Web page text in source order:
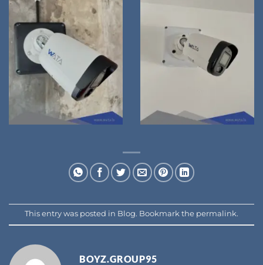
This entry was posted in Blog. Bookmark the permalink.
BOYZ.GROUP95